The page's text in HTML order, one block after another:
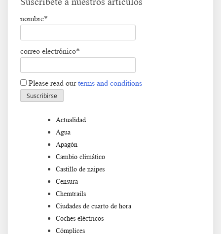
nombre*
correo electrónico*
Please read ourterms and conditions
Actualidad
Agua
Apagón
Cambio climático
Castillo de naipes
Censura
Chemtrails
Ciudades de cuarto de hora
Coches eléctricos
Cómplices